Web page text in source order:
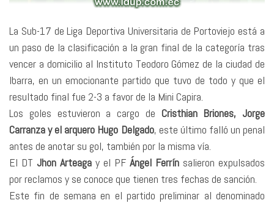
La Sub-17 de Liga Deportiva Universitaria de Portoviejo está a
un paso de la clasificación a la gran final de la categoría tras
vencer a domicilio al Instituto Teodoro Gómez de la ciudad de
Ibarra, en un emocionante partido que tuvo de todo y que el
resultado final fue 2-3 a favor de la Mini Capira.
Los goles estuvieron a cargo de Cristhian Briones, Jorge
Carranza y el arquero Hugo Delgado, este último falló un penal
antes de anotar su gol, también por la misma vía.
El DT Jhon Arteaga y el PF Ángel Ferrín salieron expulsados
por reclamos y se conoce que tienen tres fechas de sanción.
Este fin de semana en el partido preliminar al denominado